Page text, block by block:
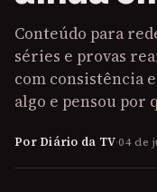
Conteúdo para
séries e provas
com consistência
algo e pensou por
Por Diário da TV·04 de